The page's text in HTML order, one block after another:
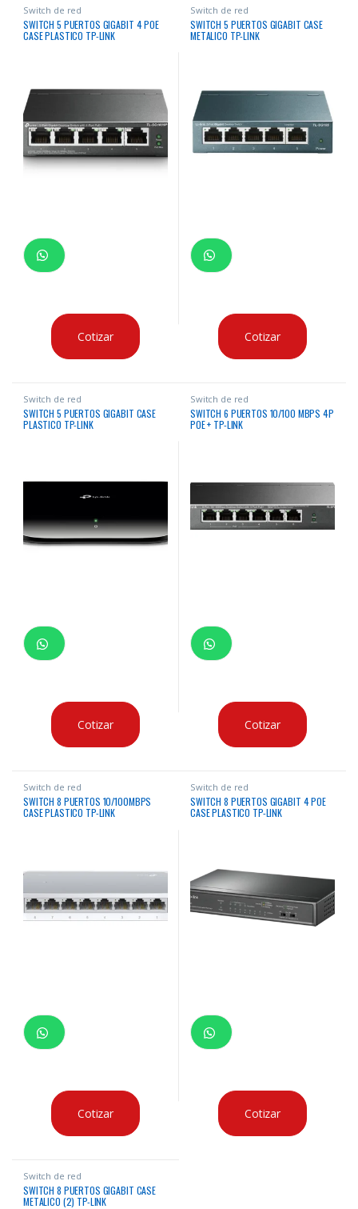
Switch de red
SWITCH 5 PUERTOS GIGABIT 4 POE
CASE PLASTICO TP-LINK
Cotizar
Switch de red
SWITCH 5 PUERTOS GIGABIT CASE
METALICO TP-LINK
Cotizar
Switch de red
SWITCH 5 PUERTOS GIGABIT CASE
PLASTICO TP-LINK
Cotizar
Switch de red
SWITCH 6 PUERTOS 10/100 MBPS 4P
POE + TP-LINK
Cotizar
Switch de red
SWITCH 8 PUERTOS 10/100MBPS
CASE PLASTICO TP-LINK
Cotizar
Switch de red
SWITCH 8 PUERTOS GIGABIT 4 POE
CASE PLASTICO TP-LINK
Cotizar
Switch de red
SWITCH 8 PUERTOS GIGABIT CASE
METALICO (2) TP-LINK